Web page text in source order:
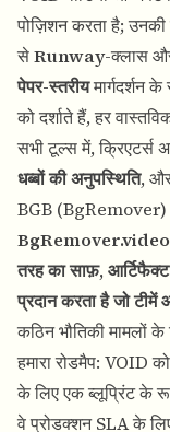
पोज़िशन करता है;
सेRunway-क्लास
पेपर-स्तरीयमार्गदर्शन
को दर्शाते हैं, हर
सभी टूल्स में, क्रिएटर्स
धब्बों की अनुपस्थिति,
BGB (BgRemover)
BgRemover.video
तरह का साफ़,
प्रदान करता है जो
कठिन भौतिकी मामलों के
हमारा रोडमैप: VOID
के लिए एक ब्लूप्रिंट के
वे प्रोडक्शन SLA के लिए